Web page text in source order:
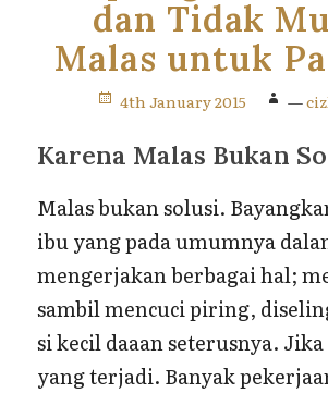
dan Tidak
Malas untuk
4th January 2015 —
Karena Malas Bukan
Malas bukan solusi.
ibu yang pada umumnya
mengerjakan berbagai hal;
sambil mencuci piring,
si kecil daaan seterusnya.
yang terjadi. Banyak